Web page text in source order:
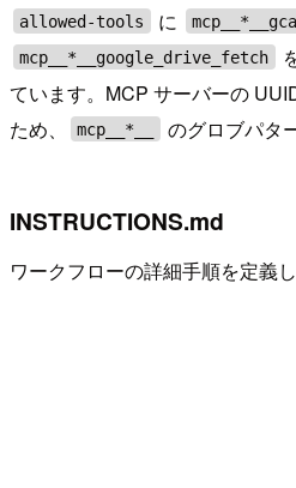
allowed-tools に
mcp__*__google_drive_fetch
ています。MCP サーバーの
ため、
mcp__*__ のグロブパタ
INSTRUCTIONS.md
ワークフローの詳細手順を定義し